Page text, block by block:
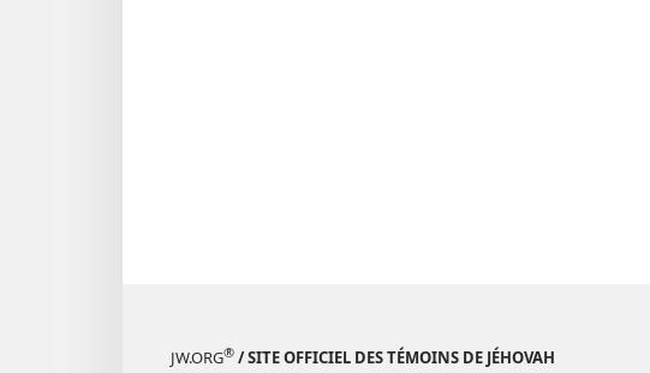
JW.ORG® / SITE OFFICIEL DES TÉMOINS DE JÉHOVAH